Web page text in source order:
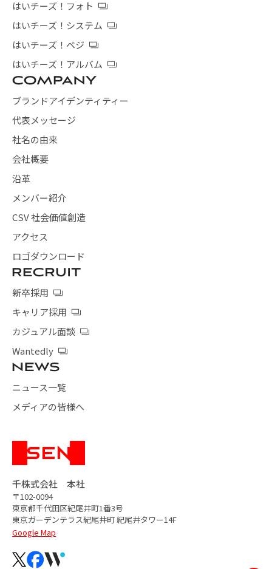
千株式会社 本社
〒102-0094
東京都千代田区紀尾井町1番3号
東京ガーデンテラス紀尾井町紀尾井タワー14F
Google Map
はいチーズ！フォト
はいチーズ！システム
はいチーズ！ベジ
はいチーズ！アルバム
ブランドアイデンティティー
代表メッセージ
社名の由来
会社概要
沿革
メンバー紹介
CSV 社会価値創造
アクセス
ロゴダウンロード
新卒採用
キャリア採用
カジュアル面談
Wantedly
ニュース一覧
メディアの皆様へ